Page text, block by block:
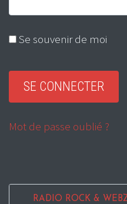
Se souvenir de moi
Mot de passe oublié ?
RADIO ROCK &